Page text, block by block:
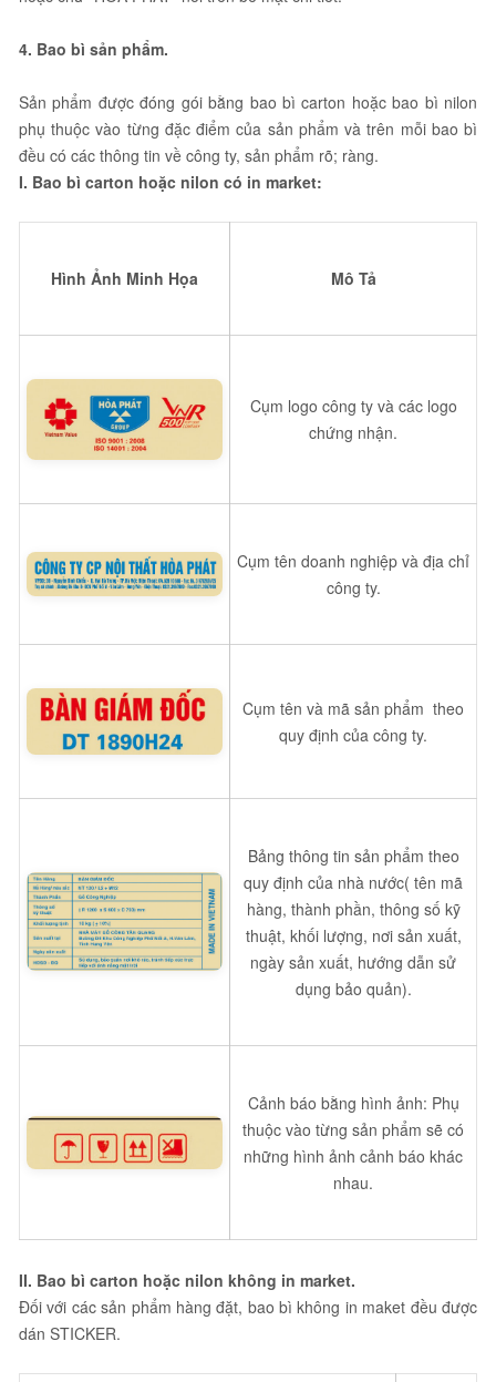
4. Bao bì sản phẩm.
Sản phẩm được đóng gói bằng bao bì carton hoặc bao bì nilon
phụ thuộc vào từng đặc điểm của sản phẩm và trên mỗi bao bì
đều có các thông tin về công ty, sản phẩm rõ; ràng.
I. Bao bì carton hoặc nilon có in market:
Hình Ảnh Minh Họa Mô Tả
Cụm logo công ty và các logo
chứng nhận.
Cụm tên doanh nghiệp và địa chỉ
công ty.
Cụm tên và mã sản phẩm theo
quy định của công ty.
Bảng thông tin sản phẩm theo
quy định của nhà nước( tên mã
hàng, thành phần, thông số kỹ
thuật, khối lượng, nơi sản xuất,
ngày sản xuất, hướng dẫn sử
dụng bảo quản).
Cảnh báo bằng hình ảnh: Phụ
thuộc vào từng sản phẩm sẽ có
những hình ảnh cảnh báo khác
nhau.
II. Bao bì carton hoặc nilon không in market.
Đối với các sản phẩm hàng đặt, bao bì không in maket đều được
dán STICKER.